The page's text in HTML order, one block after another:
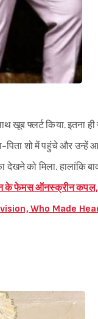
फ्लर्ट किया. इतना ही
पिता शो में पहुंचे और उन्हें
को मिला. हालांकि
के फेमस ऑनस्क्रीन कपल,
Who Made